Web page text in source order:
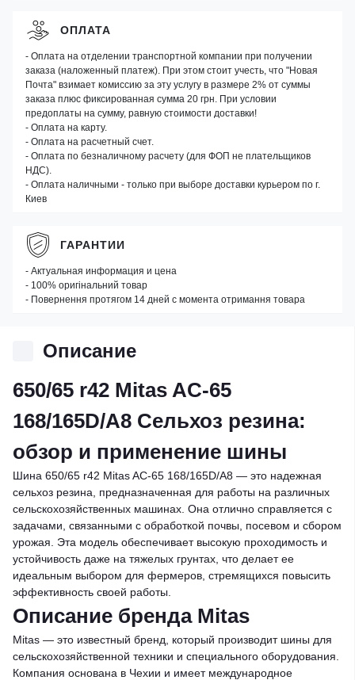
Описание
650/65 r42 Mitas AC-65
168/165D/A8 Сельхоз резина:
обзор и применение шины
Шина 650/65 r42 Mitas AC-65 168/165D/A8 — это надежная
сельхоз резина, предназначенная для работы на различных
сельскохозяйственных машинах. Она отлично справляется с
задачами, связанными с обработкой почвы, посевом и сбором
урожая. Эта модель обеспечивает высокую проходимость и
устойчивость даже на тяжелых грунтах, что делает ее
идеальным выбором для фермеров, стремящихся повысить
эффективность своей работы.
Описание бренда Mitas
Mitas — это известный бренд, который производит шины для
сельскохозяйственной техники и специального оборудования.
Компания основана в Чехии и имеет международное
ОПЛАТА
- Оплата на отделении транспортной компании при получении
заказа (наложенный платеж). При этом стоит учесть, что "Новая
Почта" взимает комиссию за эту услугу в размере 2% от суммы
заказа плюс фиксированная сумма 20 грн. При условии
предоплаты на сумму, равную стоимости доставки!
- Оплата на карту.
- Оплата на расчетный счет.
- Оплата по безналичному расчету (для ФОП не плательщиков
НДС).
- Оплата наличными - только при выборе доставки курьером по г.
Киев
ГАРАНТИИ
- Актуальная информация и цена
- 100% оригінальний товар
- Повернення протягом 14 дней с момента отримання товара